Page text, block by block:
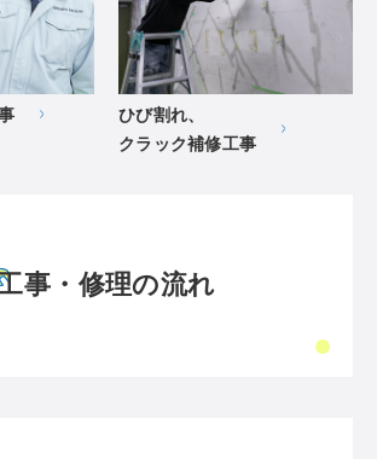
ひび割れ、
クラック補修工事
事・修理の流れ